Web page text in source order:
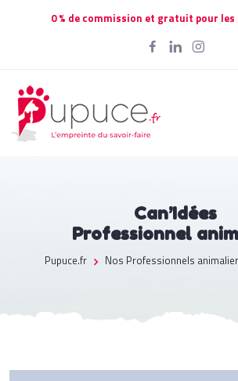
0 % de commission et gratuit pour
Can’Idées
Professionnel
Pupuce.fr Nos Professionnels